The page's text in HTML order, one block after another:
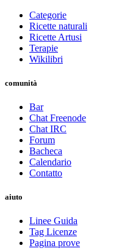
Categorie
Ricette naturali
Ricette Artusi
Terapie
Wikilibri
comunità
Bar
Chat Freenode
Chat IRC
Forum
Bacheca
Calendario
Contatto
aiuto
Linee Guida
Tag Licenze
Pagina prove